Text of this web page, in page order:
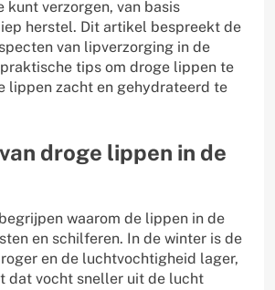
kunt verzorgen, van basis
herstel. Dit artikel bespreekt de
van lipverzorging in de
tips om droge lippen te
lippen zacht en gehydrateerd te
droge lippen in de
waarom de lippen in de
en schilferen. In de winter is de
en de luchtvochtigheid lager,
dat vocht sneller uit de lucht